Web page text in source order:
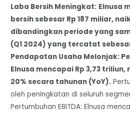
​Laba Bersih Meningkat: Elnusa
bersih sebesar Rp 187 miliar,
dibandingkan periode yang
(Q1 2024) yang tercatat
​Pendapatan Usaha Melonjak:
Elnusa mencapai Rp 3,73
20% secara tahunan (YoY).
oleh peningkatan di seluruh
​Pertumbuhan EBITDA: Elnusa